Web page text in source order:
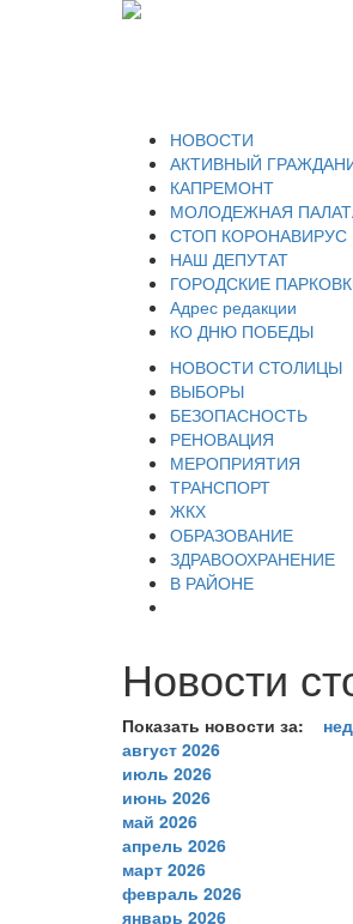
НОВОСТИ
АКТИВНЫЙ
КАПРЕМОНТ
МОЛОДЕЖНАЯ
СТОП КОРОНАВИРУС
НАШ ДЕПУТАТ
ГОРОДСКИЕ
Адрес редакции
КО ДНЮ ПОБЕДЫ
НОВОСТИ СТОЛИЦЫ
ВЫБОРЫ
БЕЗОПАСНОСТЬ
РЕНОВАЦИЯ
МЕРОПРИЯТИЯ
ТРАНСПОРТ
ЖКХ
ОБРАЗОВАНИЕ
ЗДРАВООХРАНЕНИЕ
В РАЙОНЕ
Новости
Показать новости за:
август 2026
июль 2026
июнь 2026
май 2026
апрель 2026
март 2026
февраль 2026
январь 2026